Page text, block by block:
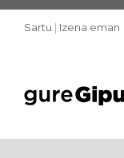
Sartu | Izena eman